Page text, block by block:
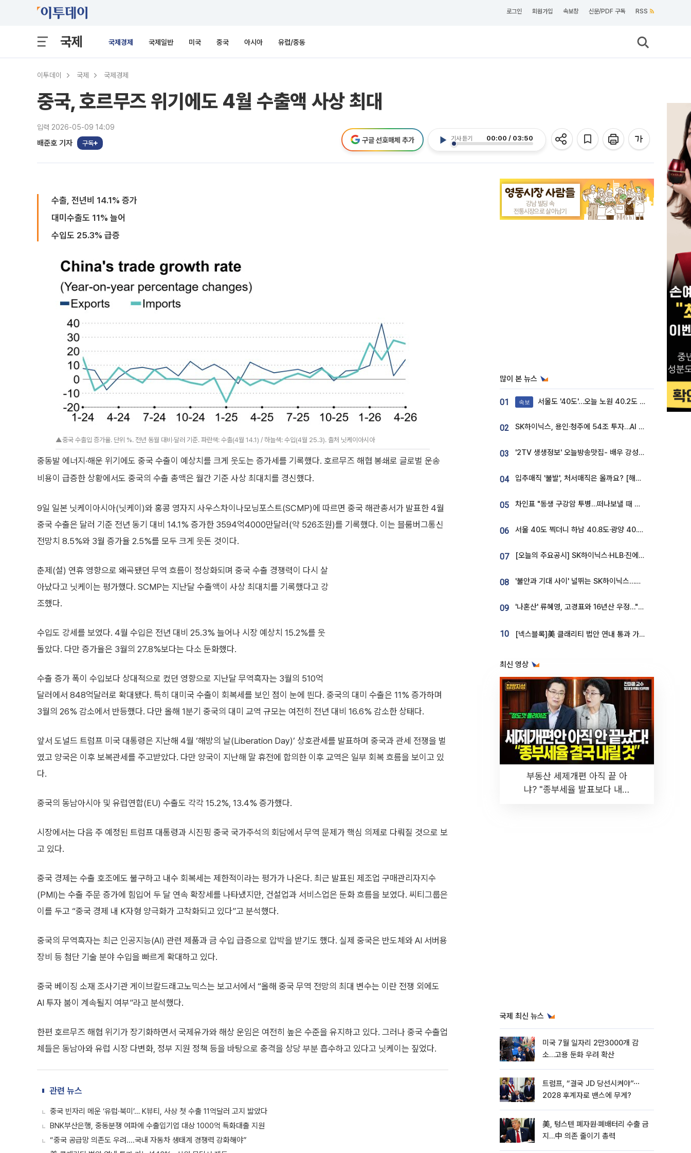
로그인 회원가입 속보창 신문/PDF 구독 RSS
국제 국제경제 국제일반 미국 중국 아시아 유럽/중동
이투데이 국제 국제경제
중국, 호르무즈 위기에도 4월 수출액 사상 최대
입력 2026-05-09 14:09
배준호 기자 구독
기사 듣기 00:00 / 03:50
구글 선호매체 추가
수출, 전년비 14.1% 증가
대미수출도 11% 늘어
수입도 25.3% 급증
▲중국 수출입 증가율. 단위 %. 전년 동월 대비·달러 기준. 파란색: 수출(4월 14.1) / 하늘색: 수입(4월 25.3). 출처 닛케이아시아
중동발 에너지·해운 위기에도 중국 수출이 예상치를 크게 웃도는 증가세를 기록했다. 호르무즈 해협 봉쇄로 글로벌 운송
비용이 급증한 상황에서도 중국의 수출 총액은 월간 기준 사상 최대치를 경신했다.
9일 일본 닛케이아시아(닛케이)와 홍콩 영자지 사우스차이나모닝포스트(SCMP)에 따르면 중국 해관총서가 발표한 4월
중국 수출은 달러 기준 전년 동기 대비 14.1% 증가한 3594억4000만달러(약 526조원)를 기록했다. 이는 블룸버그통신
전망치 8.5%와 3월 증가율 2.5%를 모두 크게 웃돈 것이다.
춘제(설) 연휴 영향으로 왜곡됐던 무역 흐름이 정상화되며 중국 수출 경쟁력이 다시 살
아났다고 닛케이는 평가했다. SCMP는 지난달 수출액이 사상 최대치를 기록했다고 강
조했다.
수입도 강세를 보였다. 4월 수입은 전년 대비 25.3% 늘어나 시장 예상치 15.2%를 웃
돌았다. 다만 증가율은 3월의 27.8%보다는 다소 둔화했다.
수출 증가 폭이 수입보다 상대적으로 컸던 영향으로 지난달 무역흑자는 3월의 510억
달러에서 848억달러로 확대됐다. 특히 대미국 수출이 회복세를 보인 점이 눈에 띈다. 중국의 대미 수출은 11% 증가하며
3월의 26% 감소에서 반등했다. 다만 올해 1분기 중국의 대미 교역 규모는 여전히 전년 대비 16.6% 감소한 상태다.
앞서 도널드 트럼프 미국 대통령은 지난해 4월 ‘해방의 날(Liberation Day)’ 상호관세를 발표하며 중국과 관세 전쟁을 벌
였고 양국은 이후 보복관세를 주고받았다. 다만 양국이 지난해 말 휴전에 합의한 이후 교역은 일부 회복 흐름을 보이고 있
다.
중국의 동남아시아 및 유럽연합(EU) 수출도 각각 15.2%, 13.4% 증가했다.
시장에서는 다음 주 예정된 트럼프 대통령과 시진핑 중국 국가주석의 회담에서 무역 문제가 핵심 의제로 다뤄질 것으로 보
고 있다.
중국 경제는 수출 호조에도 불구하고 내수 회복세는 제한적이라는 평가가 나온다. 최근 발표된 제조업 구매관리자지수
(PMI)는 수출 주문 증가에 힘입어 두 달 연속 확장세를 나타냈지만, 건설업과 서비스업은 둔화 흐름을 보였다. 씨티그룹은
이를 두고 “중국 경제 내 K자형 양극화가 고착화되고 있다”고 분석했다.
중국의 무역흑자는 최근 인공지능(AI) 관련 제품과 금 수입 급증으로 압박을 받기도 했다. 실제 중국은 반도체와 AI 서버용
장비 등 첨단 기술 분야 수입을 빠르게 확대하고 있다.
중국 베이징 소재 조사기관 게이브칼드래고노믹스는 보고서에서 “올해 중국 무역 전망의 최대 변수는 이란 전쟁 외에도
AI 투자 붐이 계속될지 여부”라고 분석했다.
한편 호르무즈 해협 위기가 장기화하면서 국제유가와 해상 운임은 여전히 높은 수준을 유지하고 있다. 그러나 중국 수출업
체들은 동남아와 유럽 시장 다변화, 정부 지원 정책 등을 바탕으로 충격을 상당 부분 흡수하고 있다고 닛케이는 짚었다.
관련 뉴스
중국 빈자리 메운 ‘유럽·북미’… K뷰티, 사상 첫 수출 11억달러 고지 밟았다
BNK부산은행, 중동분쟁 여파에 수출입기업 대상 1000억 특화대출 지원
“중국 공급망 의존도 우려....국내 자동차 생태계 경쟁력 강화해야”
많이 본 뉴스
01 속보 서울도 '40도'…오늘 노원 40.2도 기록
02 SK하이닉스, 용인·청주에 54조 투자…AI 메모리 생산기지 키운다
03 '2TV 생생정보' 오늘방송맛집- 배우 강성진 단골! 쌀국수ㆍ푸팟퐁 커리 맛집 '블○○○'
04 입추매직 '불발', 처서매직은 올까요? [해시태그]
05 차인표 "동생 구강암 투병…떠나보낼 때 가장 힘들었다”
06 서울 40도 찍더니 하남 40.8도·광양 40.2도…전국 '펄펄'
07 [오늘의 주요공시] SK하이닉스·HLB·진에어·포스코홀딩스·네이버·대우건설 등
08 '불안과 기대 사이' 널뛰는 SK하이닉스…증권가 "HBM4·LTA 기반 펀터멘털 견고"
09 '나혼산' 류혜영, 고경표와 16년산 우정…"자취방서 부모님과 마주쳐"
10 [넥스블록]美 클래리티 법안 연내 통과 가능성 13%…상원 문턱서 제동
최신 영상
부동산 세제개편 아직 끝 아
냐? "종부세율 발표보다 내릴
국제 최신 뉴스
미국 7월 일자리 2만3000개 감
소…고용 둔화 우려 확산
트럼프, “결국 JD 당선시켜야”⋯
2028 후계자로 밴스에 무게?
美, 텅스텐 폐자원·폐배터리 수출 금
지…中 의존 줄이기 총력